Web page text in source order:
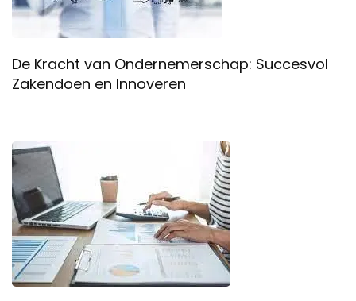
De Kracht van Ondernemerschap: Succesvol
Zakendoen en Innoveren